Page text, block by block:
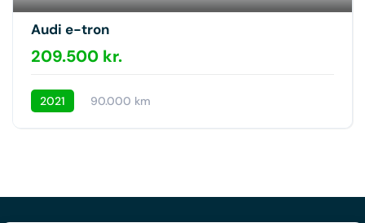
Audi e-tron
209.500 kr.
2021 90.000 km